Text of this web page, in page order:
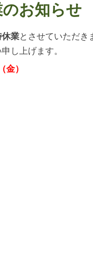
のお知らせ
休業とさせていただき
し上げます。
金）